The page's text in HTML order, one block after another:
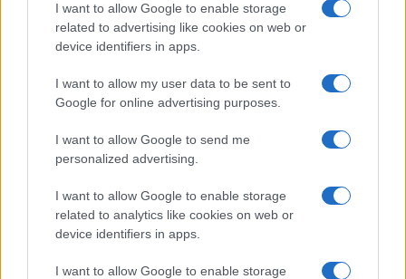
I want to allow Google to enable storage
related to advertising like cookies on web or
device identifiers in apps.
I want to allow my user data to be sent to
Google for online advertising purposes.
I want to allow Google to send me
personalized advertising.
I want to allow Google to enable storage
related to analytics like cookies on web or
device identifiers in apps.
I want to allow Google to enable storage
essencial antes de decidir investir qualquer quantia de
fundos a longo prazo com o objetivo de mantê-los por
formar uma previsão de preço para o curto ou longo prazo,
é essencial levar em consideração a análise técnica e
fundamental.
AUTOR
Giorgia Stromeo